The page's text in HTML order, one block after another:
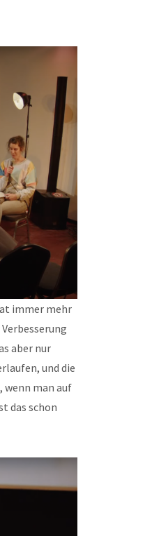
immer mehr
aber nur
und die
wenn man auf
das schon